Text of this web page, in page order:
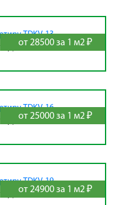
от 28500 за 1 м2 ₽
TDKV-13
от 25000 за 1 м2 ₽
TDKV-16
от 24900 за 1 м2 ₽
TDKV-19